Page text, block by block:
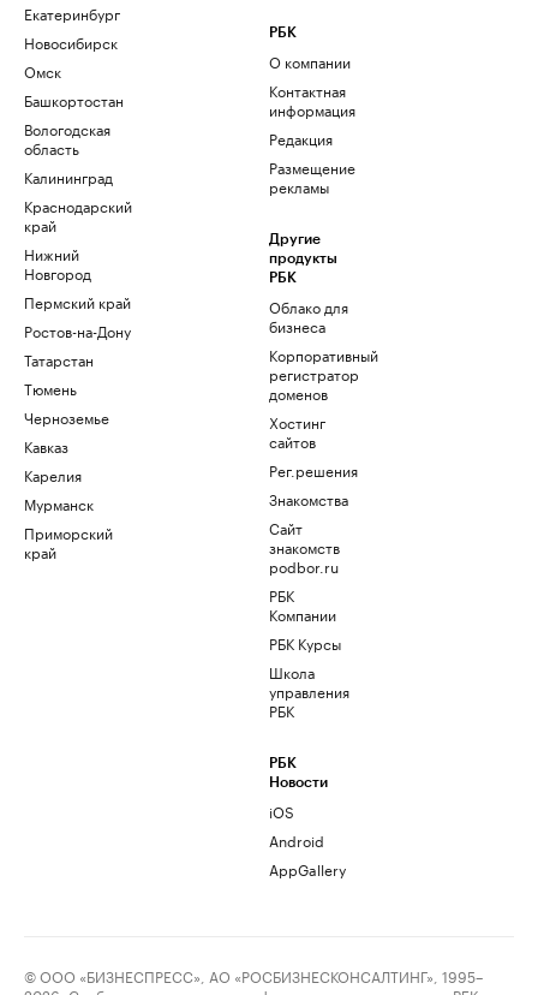
Екатеринбург
Новосибирск
Омск
Башкортостан
Вологодская
область
Калининград
Краснодарский
край
Нижний
Новгород
Пермский край
Ростов-на-Дону
Татарстан
Тюмень
Черноземье
Кавказ
Карелия
Мурманск
Приморский
край
РБК
О компании
Контактная
информация
Редакция
Размещение
рекламы
Другие
продукты
РБК
Облако для
бизнеса
Корпоративный
регистратор
доменов
Хостинг
сайтов
Рег.решения
Знакомства
Сайт
знакомств
podbor.ru
РБК
Компании
РБК Курсы
Школа
управления
РБК
РБК
Новости
iOS
Android
AppGallery
© ООО «БИЗНЕСПРЕСС», АО «РОСБИЗНЕСКОНСАЛТИНГ», 1995–